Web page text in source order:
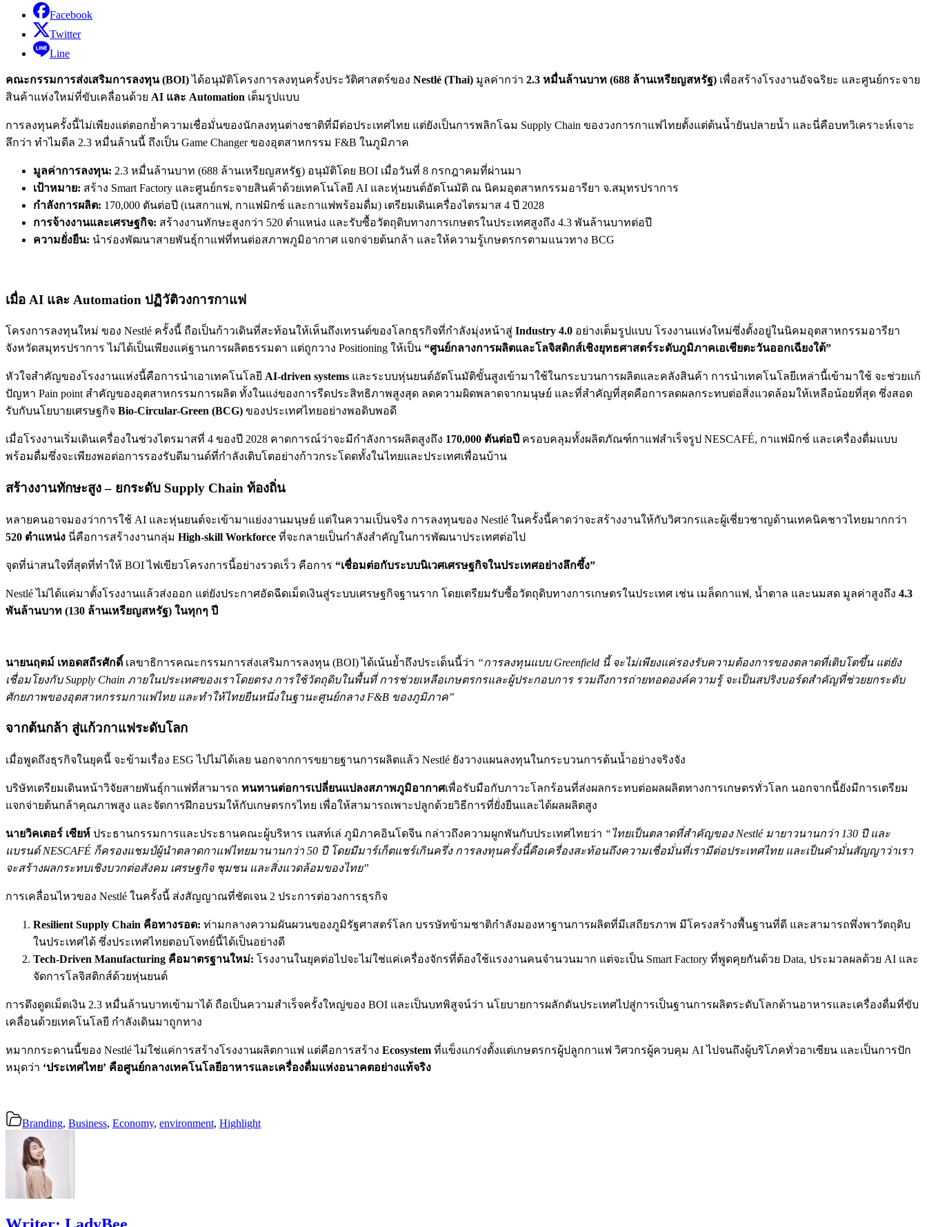
Facebook
Twitter
Line
คณะกรรมการส่งเสริมการลงทุน (BOI)ได้อนุมัติโครงการลงทุนครั้งประวัติศาสตร์ของ Nestlé (Thai) มูลค่ากว่า 2.3 หมื่นล้านบาท (688 ล้านเหรียญสหรัฐ) เพื่อสร้างโรงงานอัจฉริยะ และศูนย์กระจาย
สินค้าแห่งใหม่ที่ขับเคลื่อนด้วย AI และ Automation เต็มรูปแบบ
การลงทุนครั้งนี้ไม่เพียงแต่ตอกย้ำความเชื่อมั่นของนักลงทุนต่างชาติที่มีต่อประเทศไทย แต่ยังเป็นการพลิกโฉม Supply Chain ของวงการกาแฟไทยตั้งแต่ต้นน้ำยันปลายน้ำ และนี่คือบทวิเคราะห์เจาะ
ลึกว่า ทำไมดีล 2.3 หมื่นล้านนี้ ถึงเป็น Game Changer ของอุตสาหกรรม F&B ในภูมิภาค
มูลค่าการลงทุน: 2.3 หมื่นล้านบาท (688 ล้านเหรียญสหรัฐ) อนุมัติโดย BOI เมื่อวันที่ 8 กรกฎาคมที่ผ่านมา
เป้าหมาย: สร้าง Smart Factory และศูนย์กระจายสินค้าด้วยเทคโนโลยี AI และหุ่นยนต์อัตโนมัติ ณ นิคมอุตสาหกรรมอารียา จ.สมุทรปราการ
กำลังการผลิต: 170,000 ตันต่อปี (เนสกาแฟ, กาแฟมิกซ์ และกาแฟพร้อมดื่ม) เตรียมเดินเครื่องไตรมาส 4 ปี 2028
การจ้างงานและเศรษฐกิจ: สร้างงานทักษะสูงกว่า 520 ตำแหน่ง และรับซื้อวัตถุดิบทางการเกษตรในประเทศสูงถึง 4.3 พันล้านบาทต่อปี
ความยั่งยืน: นำร่องพัฒนาสายพันธุ์กาแฟที่ทนต่อสภาพภูมิอากาศ แจกจ่ายต้นกล้า และให้ความรู้เกษตรกรตามแนวทาง BCG
เมื่อ AI และ Automation ปฏิวัติวงการกาแฟ
โครงการลงทุนใหม่ ของ Nestlé ครั้งนี้ ถือเป็นก้าวเดินที่สะท้อนให้เห็นถึงเทรนด์ของโลกธุรกิจที่กำลังมุ่งหน้าสู่ Industry 4.0 อย่างเต็มรูปแบบ โรงงานแห่งใหม่ซึ่งตั้งอยู่ในนิคมอุตสาหกรรมอารียา
จังหวัดสมุทรปราการ ไม่ได้เป็นเพียงแค่ฐานการผลิตธรรมดา แต่ถูกวาง Positioning ให้เป็น “ศูนย์กลางการผลิตและโลจิสติกส์เชิงยุทธศาสตร์ระดับภูมิภาคเอเชียตะวันออกเฉียงใต้”
หัวใจสำคัญของโรงงานแห่งนี้คือการนำเอาเทคโนโลยี AI-driven systems และระบบหุ่นยนต์อัตโนมัติขั้นสูงเข้ามาใช้ในกระบวนการผลิตและคลังสินค้า การนำเทคโนโลยีเหล่านี้เข้ามาใช้ จะช่วยแก้
ปัญหา Pain point สำคัญของอุตสาหกรรมการผลิต ทั้งในแง่ของการรีดประสิทธิภาพสูงสุด ลดความผิดพลาดจากมนุษย์ และที่สำคัญที่สุดคือการลดผลกระทบต่อสิ่งแวดล้อมให้เหลือน้อยที่สุด ซึ่งสอด
รับกับนโยบายเศรษฐกิจ Bio-Circular-Green (BCG) ของประเทศไทยอย่างพอดิบพอดี
เมื่อโรงงานเริ่มเดินเครื่องในช่วงไตรมาสที่ 4 ของปี 2028 คาดการณ์ว่าจะมีกำลังการผลิตสูงถึง 170,000 ตันต่อปี ครอบคลุมทั้งผลิตภัณฑ์กาแฟสำเร็จรูป NESCAFÉ, กาแฟมิกซ์ และเครื่องดื่มแบบ
พร้อมดื่มซึ่งจะเพียงพอต่อการรองรับดีมานด์ที่กำลังเติบโตอย่างก้าวกระโดดทั้งในไทยและประเทศเพื่อนบ้าน
สร้างงานทักษะสูง – ยกระดับ Supply Chain ท้องถิ่น
หลายคนอาจมองว่าการใช้ AI และหุ่นยนต์จะเข้ามาแย่งงานมนุษย์ แต่ในความเป็นจริง การลงทุนของ Nestlé ในครั้งนี้คาดว่าจะสร้างงานให้กับวิศวกรและผู้เชี่ยวชาญด้านเทคนิคชาวไทยมากกว่า
520 ตำแหน่ง นี่คือการสร้างงานกลุ่ม High-skill Workforce ที่จะกลายเป็นกำลังสำคัญในการพัฒนาประเทศต่อไป
จุดที่น่าสนใจที่สุดที่ทำให้ BOI ไฟเขียวโครงการนี้อย่างรวดเร็ว คือการ “เชื่อมต่อกับระบบนิเวศเศรษฐกิจในประเทศอย่างลึกซึ้ง”
Nestlé ไม่ได้แค่มาตั้งโรงงานแล้วส่งออก แต่ยังประกาศอัดฉีดเม็ดเงินสู่ระบบเศรษฐกิจฐานราก โดยเตรียมรับซื้อวัตถุดิบทางการเกษตรในประเทศ เช่น เมล็ดกาแฟ, น้ำตาล และนมสด มูลค่าสูงถึง 4.3
พันล้านบาท (130 ล้านเหรียญสหรัฐ) ในทุกๆ ปี
นายนฤตม์ เทอดสถีรศักดิ์ เลขาธิการคณะกรรมการส่งเสริมการลงทุน (BOI) ได้เน้นย้ำถึงประเด็นนี้ว่า “การลงทุนแบบ Greenfield นี้ จะไม่เพียงแค่รองรับความต้องการของตลาดที่เติบโตขึ้น แต่ยัง
เชื่อมโยงกับ Supply Chain ภายในประเทศของเราโดยตรง การใช้วัตถุดิบในพื้นที่ การช่วยเหลือเกษตรกรและผู้ประกอบการ รวมถึงการถ่ายทอดองค์ความรู้ จะเป็นสปริงบอร์ดสำคัญที่ช่วยยกระดับ
ศักยภาพของอุตสาหกรรมกาแฟไทย และทำให้ไทยยืนหนึ่งในฐานะศูนย์กลาง F&B ของภูมิภาค”
จากต้นกล้า สู่แก้วกาแฟระดับโลก
เมื่อพูดถึงธุรกิจในยุคนี้ จะข้ามเรื่อง ESG ไปไม่ได้เลย นอกจากการขยายฐานการผลิตแล้ว Nestlé ยังวางแผนลงทุนในกระบวนการต้นน้ำอย่างจริงจัง
บริษัทเตรียมเดินหน้าวิจัยสายพันธุ์กาแฟที่สามารถ ทนทานต่อการเปลี่ยนแปลงสภาพภูมิอากาศเพื่อรับมือกับภาวะโลกร้อนที่ส่งผลกระทบต่อผลผลิตทางการเกษตรทั่วโลก นอกจากนี้ยังมีการเตรียม
แจกจ่ายต้นกล้าคุณภาพสูง และจัดการฝึกอบรมให้กับเกษตรกรไทย เพื่อให้สามารถเพาะปลูกด้วยวิธีการที่ยั่งยืนและได้ผลผลิตสูง
นายวิคเตอร์ เซียห์ ประธานกรรมการและประธานคณะผู้บริหาร เนสท์เล่ ภูมิภาคอินโดจีน กล่าวถึงความผูกพันกับประเทศไทยว่า “ไทยเป็นตลาดที่สำคัญของ Nestlé มายาวนานกว่า 130 ปี และ
แบรนด์ NESCAFÉ ก็ครองแชมป์ผู้นำตลาดกาแฟไทยมานานกว่า 50 ปี โดยมีมาร์เก็ตแชร์เกินครึ่ง การลงทุนครั้งนี้คือเครื่องสะท้อนถึงความเชื่อมั่นที่เรามีต่อประเทศไทย และเป็นคำมั่นสัญญาว่าเรา
จะสร้างผลกระทบเชิงบวกต่อสังคม เศรษฐกิจ ชุมชน และสิ่งแวดล้อมของไทย”
การเคลื่อนไหวของ Nestlé ในครั้งนี้ ส่งสัญญาณที่ชัดเจน 2 ประการต่อวงการธุรกิจ
Resilient Supply Chain คือทางรอด: ท่ามกลางความผันผวนของภูมิรัฐศาสตร์โลก บรรษัทข้ามชาติกำลังมองหาฐานการผลิตที่มีเสถียรภาพ มีโครงสร้างพื้นฐานที่ดี และสามารถพึ่งพาวัตถุดิบ
ในประเทศได้ ซึ่งประเทศไทยตอบโจทย์นี้ได้เป็นอย่างดี
Tech-Driven Manufacturing คือมาตรฐานใหม่: โรงงานในยุคต่อไปจะไม่ใช่แค่เครื่องจักรที่ต้องใช้แรงงานคนจำนวนมาก แต่จะเป็น Smart Factory ที่พูดคุยกันด้วย Data, ประมวลผลด้วย AI และ
จัดการโลจิสติกส์ด้วยหุ่นยนต์
การดึงดูดเม็ดเงิน 2.3 หมื่นล้านบาทเข้ามาได้ ถือเป็นความสำเร็จครั้งใหญ่ของ BOI และเป็นบทพิสูจน์ว่า นโยบายการผลักดันประเทศไปสู่การเป็นฐานการผลิตระดับโลกด้านอาหารและเครื่องดื่มที่ขับ
เคลื่อนด้วยเทคโนโลยี กำลังเดินมาถูกทาง
หมากกระดานนี้ของ Nestlé ไม่ใช่แค่การสร้างโรงงานผลิตกาแฟ แต่คือการสร้าง Ecosystem ที่แข็งแกร่งตั้งแต่เกษตรกรผู้ปลูกกาแฟ วิศวกรผู้ควบคุม AI ไปจนถึงผู้บริโภคทั่วอาเซียน และเป็นการปัก
หมุดว่า ‘ประเทศไทย’ คือศูนย์กลางเทคโนโลยีอาหารและเครื่องดื่มแห่งอนาคตอย่างแท้จริง
Branding, Business, Economy, environment, Highlight